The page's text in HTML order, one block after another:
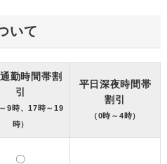
いて
勤時間帯割
引
～9時、17時～19
時）
平日深夜時間帯
割引
（0時～4時）
〇